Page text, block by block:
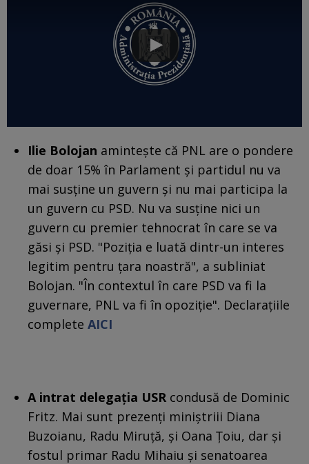
Ilie Bolojan aminteşte că PNL are o pondere
de doar 15% în Parlament şi partidul nu va
mai susţine un guvern şi nu mai participa la
un guvern cu PSD. Nu va susţine nici un
guvern cu premier tehnocrat în care se va
găsi şi PSD. "Poziţia e luată dintr-un interes
legitim pentru ţara noastră", a subliniat
Bolojan. "În contextul în care PSD va fi la
guvernare, PNL va fi în opoziție". Declaraţiile
complete AICI
A intrat delegaţia USR condusă de Dominic
Fritz. Mai sunt prezenţi miniştriii Diana
Buzoianu, Radu Miruţă, şi Oana Ţoiu, dar şi
fostul primar Radu Mihaiu şi senatoarea